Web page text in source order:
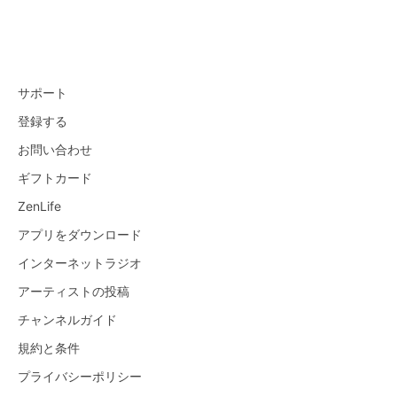
サポート
登録する
お問い合わせ
ギフトカード
ZenLife
アプリをダウンロード
インターネットラジオ
アーティストの投稿
チャンネルガイド
規約と条件
プライバシーポリシー